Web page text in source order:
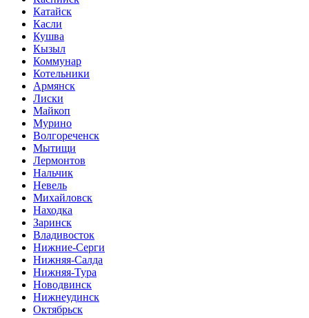
Катайск
Касли
Кушва
Кызыл
Коммунар
Котельники
Армянск
Лиски
Майкоп
Мурино
Волгореченск
Мытищи
Лермонтов
Нальчик
Невель
Михайловск
Находка
Заринск
Владивосток
Нижние-Серги
Нижняя-Салда
Нижняя-Тура
Новодвинск
Нижнеудинск
Октябрьск